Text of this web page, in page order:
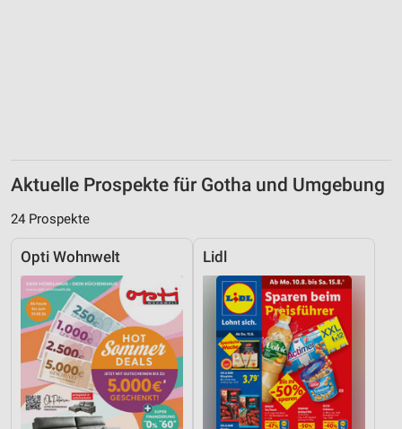
Aktuelle Prospekte für Gotha und Umgebung
24 Prospekte
Opti Wohnwelt Lidl